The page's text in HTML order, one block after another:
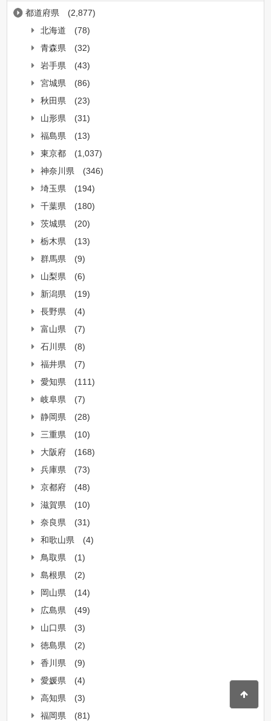
都道府県
(2,877)
北海道
(78)
青森県
(32)
岩手県
(43)
宮城県
(86)
秋田県
(23)
山形県
(31)
福島県
(13)
東京都
(1,037)
神奈川県
(346)
埼玉県
(194)
千葉県
(180)
茨城県
(20)
栃木県
(13)
群馬県
(9)
山梨県
(6)
新潟県
(19)
長野県
(4)
富山県
(7)
石川県
(8)
福井県
(7)
愛知県
(111)
岐阜県
(7)
静岡県
(28)
三重県
(10)
大阪府
(168)
兵庫県
(73)
京都府
(48)
滋賀県
(10)
奈良県
(31)
和歌山県
(4)
鳥取県
(1)
島根県
(2)
岡山県
(14)
広島県
(49)
山口県
(3)
徳島県
(2)
香川県
(9)
愛媛県
(4)
高知県
(3)
福岡県
(81)